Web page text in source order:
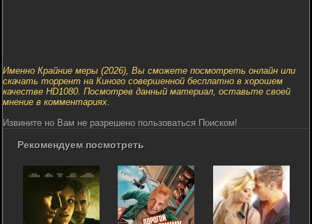
Именно Крайние меры (2026), Вы сможете посмотреть онлайн или
скачать торрент на Киного совершенной бесплатно в хорошем
качестве HD1080. Посмотрев данный материал, оставьте своей
мнение в комментариях.
Извините но Вам не разрешено пользоваться Поиском!
Рекомендуем посмотреть